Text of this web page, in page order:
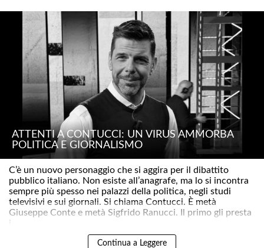
ATTENTI A CONTUCCI: UN VIRUS AMMORBA
POLITICA E GIORNALISMO
C’è un nuovo personaggio che si aggira per il dibattito
pubblico italiano. Non esiste all’anagrafe, ma lo si incontra
sempre più spesso nei palazzi della politica, negli studi
televisivi e sui giornali. Si chiama Contucci. È metà
Giuseppe Conte e metà Sigfrido Ranucci. Il primo gli presta
i..
Continua a Leggere